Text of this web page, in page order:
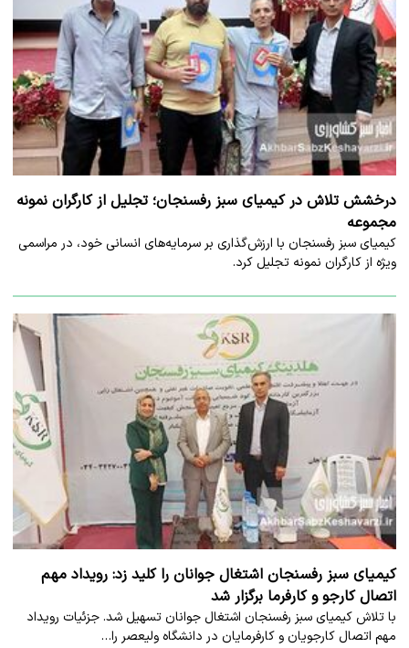
درخشش تلاش در کیمیای سبز رفسنجان؛ تجلیل از کارگران نمونه
مجموعه
کیمیای سبز رفسنجان با ارزش‌گذاری بر سرمایه‌های انسانی خود، در مراسمی
ویژه از کارگران نمونه تجلیل کرد.
کیمیای سبز رفسنجان اشتغال جوانان را کلید زد: رویداد مهم
اتصال کارجو و کارفرما برگزار شد
با تلاش کیمیای سبز رفسنجان اشتغال جوانان تسهیل شد. جزئیات رویداد
مهم اتصال کارجویان و کارفرمایان در دانشگاه ولیعصر را…